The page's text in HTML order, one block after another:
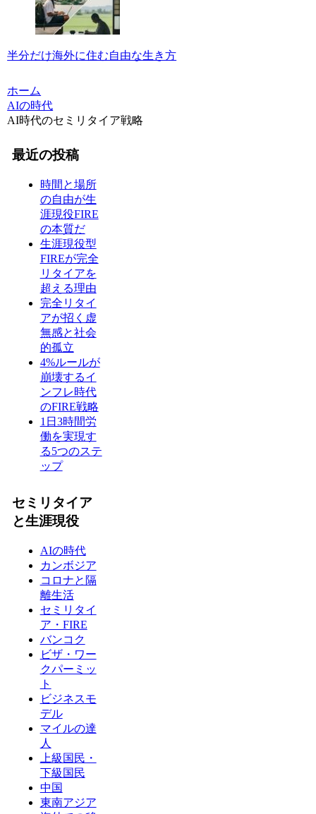
半分だけ海外に住む自由な生き方
ホーム
AIの時代
AI時代のセミリタイア戦略
最近の投稿
時間と場所
の自由が生
涯現役FIRE
の本質だ
生涯現役型
FIREが完全
リタイアを
超える理由
完全リタイ
アが招く虚
無感と社会
的孤立
4%ルールが
崩壊するイ
ンフレ時代
のFIRE戦略
1日3時間労
働を実現す
る5つのステ
ップ
セミリタイア
と生涯現役
AIの時代
カンボジア
コロナと隔
離生活
セミリタイ
ア・FIRE
バンコク
ビザ・ワー
クパーミッ
ト
ビジネスモ
デル
マイルの達
人
上級国民・
下級国民
中国
東南アジア